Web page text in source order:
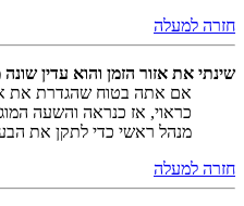
חזרה למעלה
שינתי את אזור הזמן והוא עדין
אם אתה בטוח שהגדרת את אזור
כראוי, אז כנראה והשעה
מנהל ראשי כדי לתקן את
חזרה למעלה